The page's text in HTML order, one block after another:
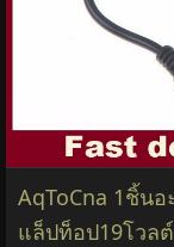
AqToCna 1ชิ้น
แล็ปท็อป19โวล